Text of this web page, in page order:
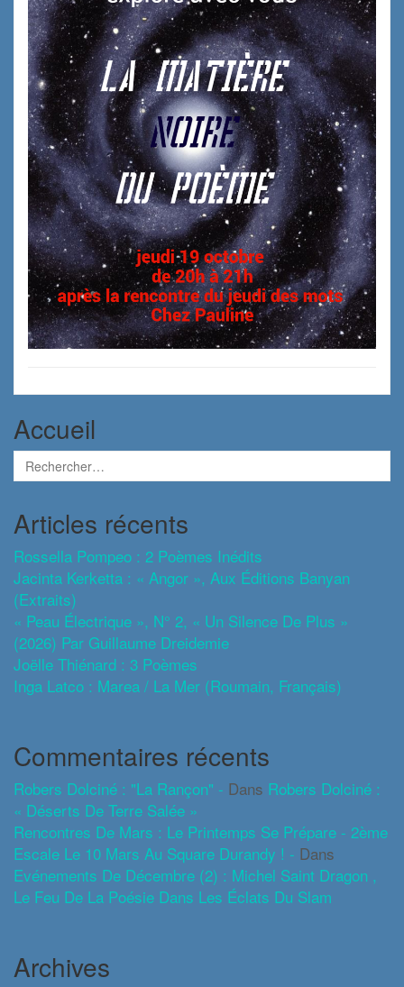
Accueil
Articles récents
Rossella Pompeo : 2 Poèmes Inédits
Jacinta Kerketta : « Angor », Aux Éditions Banyan
(extraits)
« Peau Électrique », N° 2, « Un Silence De Plus »
(2026) Par Guillaume Dreidemie
Joëlle Thiénard : 3 Poèmes
Inga Latco : Marea / La Mer (roumain, Français)
Commentaires récents
Robers Dolciné : "La Rançon" - Dans Robers Dolciné :
« Déserts De Terre Salée »
Rencontres De Mars : Le Printemps Se Prépare - 2ème
Escale Le 10 Mars Au Square Durandy ! - Dans
Evénements De Décembre (2) : Michel Saint Dragon ,
Le Feu De La Poésie Dans Les Éclats Du Slam
Archives